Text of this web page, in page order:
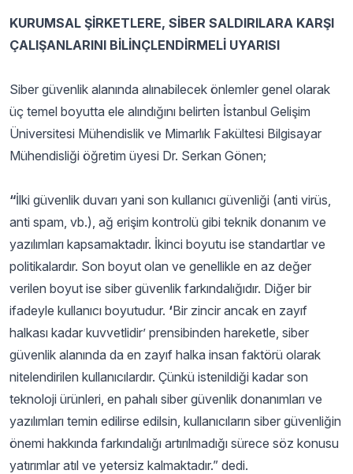
KURUMSAL ŞİRKETLERE, SİBER SALDIRILARA KARŞI
ÇALIŞANLARINI BİLİNÇLENDİRMELİ UYARISI
Siber güvenlik alanında alınabilecek önlemler genel olarak
üç temel boyutta ele alındığını belirten İstanbul Gelişim
Üniversitesi Mühendislik ve Mimarlık Fakültesi Bilgisayar
Mühendisliği öğretim üyesi Dr. Serkan Gönen;
“İlki güvenlik duvarı yani son kullanıcı güvenliği (anti virüs,
anti spam, vb.), ağ erişim kontrolü gibi teknik donanım ve
yazılımları kapsamaktadır. İkinci boyutu ise standartlar ve
politikalardır. Son boyut olan ve genellikle en az değer
verilen boyut ise siber güvenlik farkındalığıdır. Diğer bir
ifadeyle kullanıcı boyutudur. ‘Bir zincir ancak en zayıf
halkası kadar kuvvetlidir’ prensibinden hareketle, siber
güvenlik alanında da en zayıf halka insan faktörü olarak
nitelendirilen kullanıcılardır. Çünkü istenildiği kadar son
teknoloji ürünleri, en pahalı siber güvenlik donanımları ve
yazılımları temin edilirse edilsin, kullanıcıların siber güvenliğin
önemi hakkında farkındalığı artırılmadığı sürece söz konusu
yatırımlar atıl ve yetersiz kalmaktadır.” dedi.